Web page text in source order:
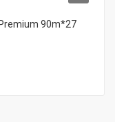
90m*27